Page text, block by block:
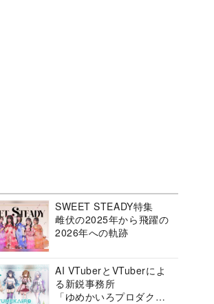
SWEET STEADY特集
雌伏の2025年から飛躍の
2026年への軌跡
AI VTuberとVTuberによ
る新鋭事務所
「ゆめかいろプロダクシ